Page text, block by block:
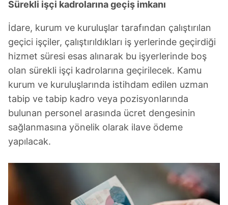
Sürekli işçi kadrolarına geçiş imkanı
İdare, kurum ve kuruluşlar tarafından çalıştırılan
geçici işçiler, çalıştırıldıkları iş yerlerinde geçirdiği
hizmet süresi esas alınarak bu işyerlerinde boş
olan sürekli işçi kadrolarına geçirilecek. Kamu
kurum ve kuruluşlarında istihdam edilen uzman
tabip ve tabip kadro veya pozisyonlarında
bulunan personel arasında ücret dengesinin
sağlanmasına yönelik olarak ilave ödeme
yapılacak.